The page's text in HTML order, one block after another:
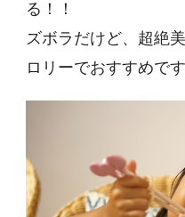
る！！
ズボラだけど、超絶
ロリーでおすすめで